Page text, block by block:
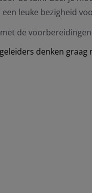
leuke bezigheid
de
denken